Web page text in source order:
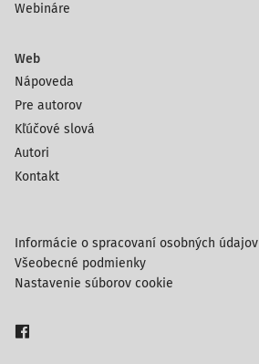
Webináre
Web
Nápoveda
Pre autorov
Kľúčové slová
Autori
Kontakt
Informácie o spracovaní osobných údajov
Všeobecné podmienky
Nastavenie súborov cookie